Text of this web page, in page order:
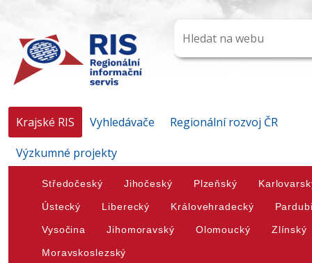
Krajské RIS Vyhledávače
Regionální rozvoj ČR
Výzkumné projekty
Středočeský Jihočeský Plzeňský
Ústecký Liberecký Královehradecký
Vysočina Jihomoravský Olomoucký Zlínský
Moravskoslezský